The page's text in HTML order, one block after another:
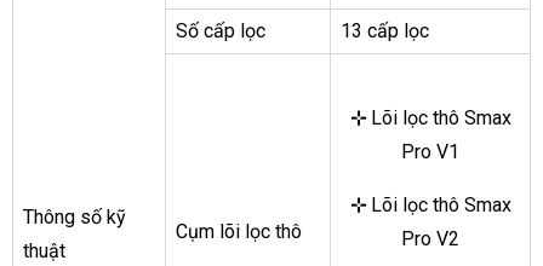
Thông số kỹ
thuật
Số cấp lọc
13 cấp lọc
Cụm lõi lọc thô
⊹ Lõi lọc thô Smax
Pro V1
⊹ Lõi lọc thô Smax
Pro V2